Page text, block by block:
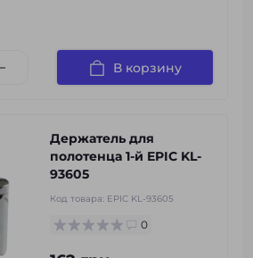
В корзину
Держатель для
полотенца 1-й EPIC KL-
93605
Код товара: EPIC KL-93605
0